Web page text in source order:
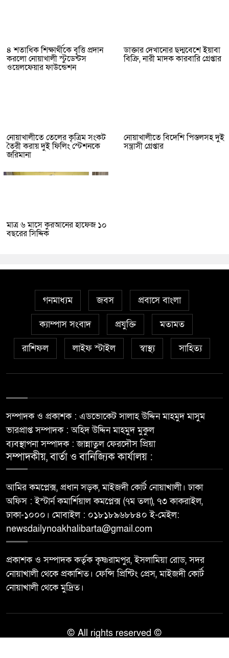
৪ শতাধিক শিক্ষার্থীকে বৃত্তি প্রদান
করলো নোয়াখালী স্টুডেন্টস
ওয়েলফেয়ার ফাউন্ডেশন
ডাক্তার দেখানোর ছদ্মবেশে ইয়াবা
বিক্রি, নারী মাদক কারবারি গ্রেপ্তার
নোয়াখালীতে তেলের কৃত্রিম সংকট
তৈরী করায় দুই ফিলিং স্টেশনকে
জরিমানা
নোয়াখালীতে বিদেশি পিস্তলসহ দুই
সন্ত্রাসী গ্রেপ্তার
মাত্র ৬ মাসে কুরআনের হাফেজ ১০
বছরের সিদ্দিক
গনমাধ্যম জবস প্রবাসে বাংলা
ক্যাম্পাস সংবাদ প্রযুক্তি মতামত
রাশিফল লাইফ স্টাইল স্বাস্থ্য সাহিত্য
সম্পাদক ও প্রকাশক : এডভোকেট সালাহ উদ্দিন মাহমুদ মাসুম
ভারপ্রাপ্ত সম্পাদক : অহিদ উদ্দিন মাহমুদ মুকুল
ব্যবস্থাপনা সম্পাদক : জান্নাতুল ফেরদৌস প্রিয়া
সম্পাদকীয়, বার্তা ও বানিজ্যিক কার্যালয় :
আমির কমপ্লেক্স, প্রধান সড়ক, মাইজদী কোর্ট নোয়াখালী। ঢাকা
অফিস : ইস্টার্ন কমার্শিয়াল কমপ্লেক্স (৭ম তলা), ৭৩ কাকরাইল,
ঢাকা-১০০০। মোবাইল : ০১৮১৮৯৬৮৮৪০ ই-মেইল:
newsdailynoakhalibarta@gmail.com
প্রকাশক ও সম্পাদক কর্তৃক কৃষ্ণরামপুর, ইসলামিয়া রোড, সদর
নোয়াখালী থেকে প্রকাশিত। ফেন্সি প্রিন্টিং প্রেস, মাইজদী কোর্ট
নোয়াখালী থেকে মুদ্রিত।
© All rights reserved ©